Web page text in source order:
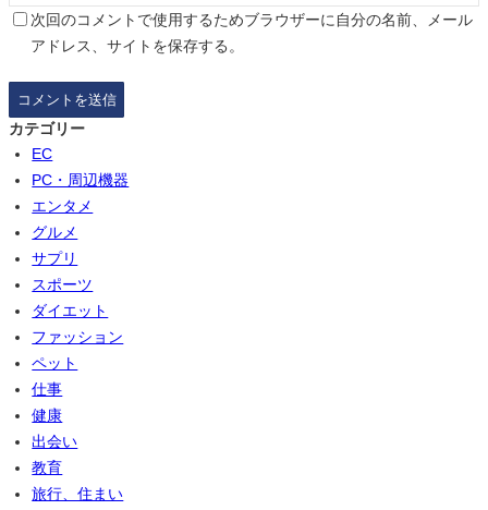
次回のコメントで使用するためブラウザーに自分の名前、メール
アドレス、サイトを保存する。
カテゴリー
EC
PC・周辺機器
エンタメ
グルメ
サプリ
スポーツ
ダイエット
ファッション
ペット
仕事
健康
出会い
教育
旅行、住まい